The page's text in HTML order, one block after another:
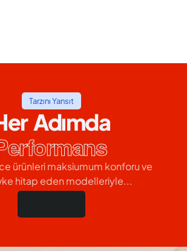
Tarzını Yansıt
Adımda
ürünleri maksiumum konforu ve
hitap eden modelleriyle...